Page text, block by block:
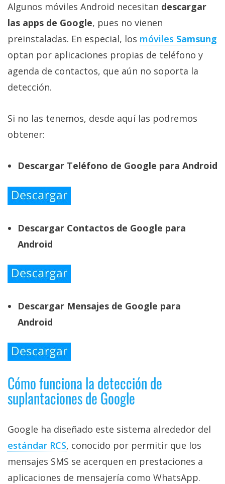
Algunos móviles Android necesitan descargar
las apps de Google, pues no vienen
preinstaladas. En especial, los móviles Samsung
optan por aplicaciones propias de teléfono y
agenda de contactos, que aún no soporta la
detección.
Si no las tenemos, desde aquí las podremos
obtener:
Descargar Teléfono de Google para Android
Descargar Contactos de Google para
Android
Descargar Mensajes de Google para
Android
Cómo funciona la detección de
suplantaciones de Google
Google ha diseñado este sistema alrededor del
estándar RCS‎, conocido por permitir que los
mensajes SMS se acerquen en prestaciones a
aplicaciones de mensajería como WhatsApp.